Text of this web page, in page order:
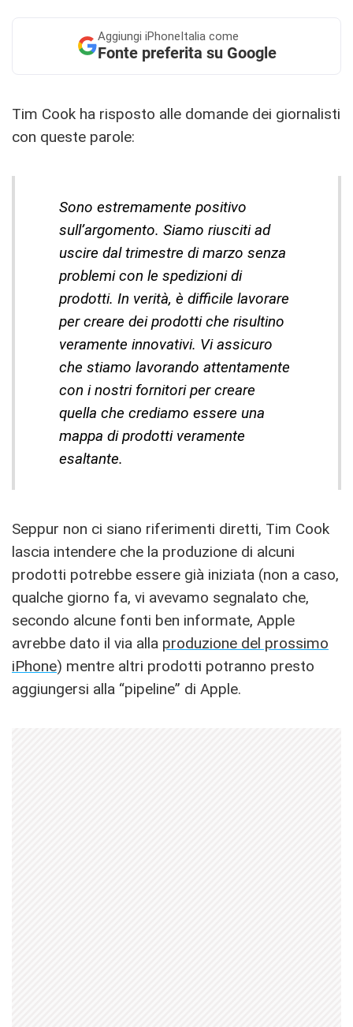
Aggiungi iPhoneItalia come
Fonte preferita su Google
Tim Cook ha risposto alle domande dei giornalisti
con queste parole:
Sono estremamente positivo
sull’argomento. Siamo riusciti ad
uscire dal trimestre di marzo senza
problemi con le spedizioni di
prodotti. In verità, è difficile lavorare
per creare dei prodotti che risultino
veramente innovativi. Vi assicuro
che stiamo lavorando attentamente
con i nostri fornitori per creare
quella che crediamo essere una
mappa di prodotti veramente
esaltante.
Seppur non ci siano riferimenti diretti, Tim Cook
lascia intendere che la produzione di alcuni
prodotti potrebbe essere già iniziata (non a caso,
qualche giorno fa, vi avevamo segnalato che,
secondo alcune fonti ben informate, Apple
avrebbe dato il via alla produzione del prossimo
iPhone) mentre altri prodotti potranno presto
aggiungersi alla “pipeline” di Apple.